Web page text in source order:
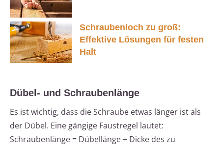
Schraubenloch zu groß:
Effektive Lösungen für festen
Halt
Dübel- und Schraubenlänge
Es ist wichtig, dass die Schraube etwas länger ist als
der Dübel. Eine gängige Faustregel lautet:
Schraubenlänge = Dübellänge + Dicke des zu